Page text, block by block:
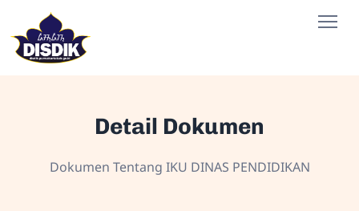
Detail Dokumen
Dokumen Tentang IKU DINAS PENDIDIKAN